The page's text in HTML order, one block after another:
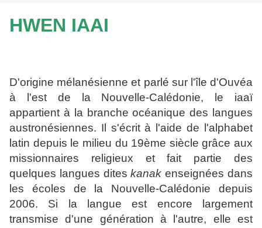
HWEN IAAI
D'origine mélanésienne et parlé sur l'île d'Ouvéa
à l'est de la Nouvelle-Calédonie, le iaaï
appartient à la branche océanique des langues
austronésiennes. Il s'écrit à l'aide de l'alphabet
latin depuis le milieu du 19ème siècle grâce aux
missionnaires religieux et fait partie des
quelques langues diteskanak enseignées dans
les écoles de la Nouvelle-Calédonie depuis
2006. Si la langue est encore largement
transmise d'une génération à l'autre, elle est